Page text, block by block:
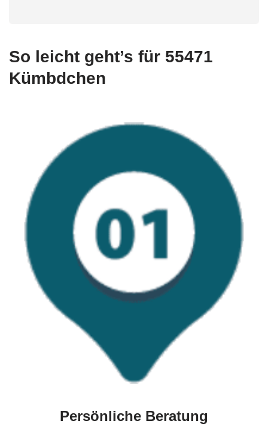
So leicht geht’s für 55471
Kümbdchen
Persönliche Beratung